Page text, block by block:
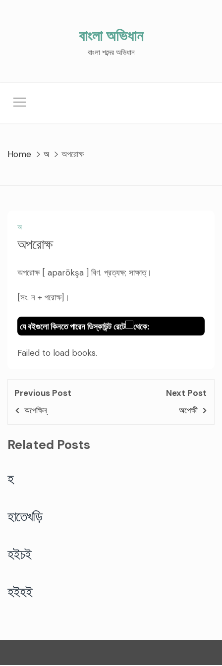
বাংলা অভিধান
বাংলা শব্দের অভিধান
Home অ অপরোক্ষ
অ
অপরোক্ষ
অপরোক্ষ [ aparōkşa ] বিণ. প্রত্যক্ষ; সাক্ষাত্।
[সং. ন + পরোক্ষ]।
যে বইগুলো কিনতে পারেন ডিস্কাউন্ট রেটে থেকে:
Failed to load books.
Previous Post
অপেক্ষিন্
Next Post
অপেক্ষী
Related Posts
হ
হাতেখড়ি
হইচই
হইহই